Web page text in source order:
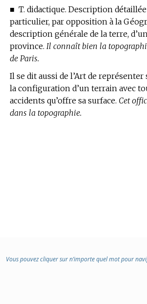
■ T. didactique. Description détaillée
particulier, par opposition à la
description générale de la terre,
province. Il connaît bien la
de Paris.
Il se dit aussi de l’Art de
la configuration d’un terrain avec
accidents qu’offre sa surface. Cet
dans la topographie.
Vous pouvez cliquer sur n’importe quel mot pour